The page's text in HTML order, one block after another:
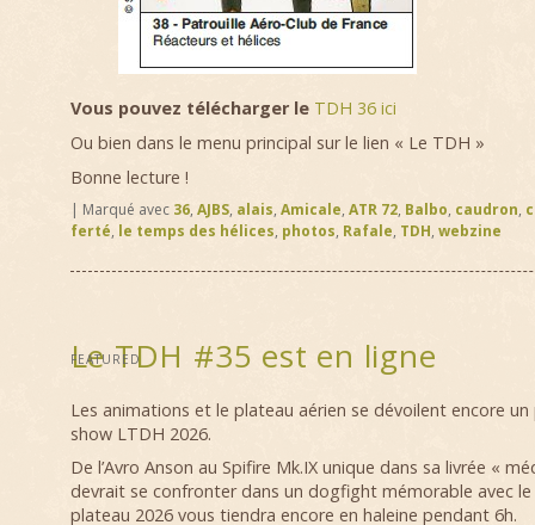
Vous pouvez télécharger le TDH 36 ici
Ou bien dans le menu principal sur le lien « Le TDH »
Bonne lecture !
| Marqué avec 36, AJBS, alais, Amicale, ATR 72, Balbo, caudron,
ferté, le temps des hélices, photos, Rafale, TDH, webzine
Le TDH #35 est en ligne
FEATURED
Les animations et le plateau aérien se dévoilent encore
show LTDH 2026.
De l’Avro Anson au Spifire Mk.IX unique dans sa livrée «
devrait se confronter dans un dogfight mémorable avec le
plateau 2026 vous tiendra encore en haleine pendant 6h.